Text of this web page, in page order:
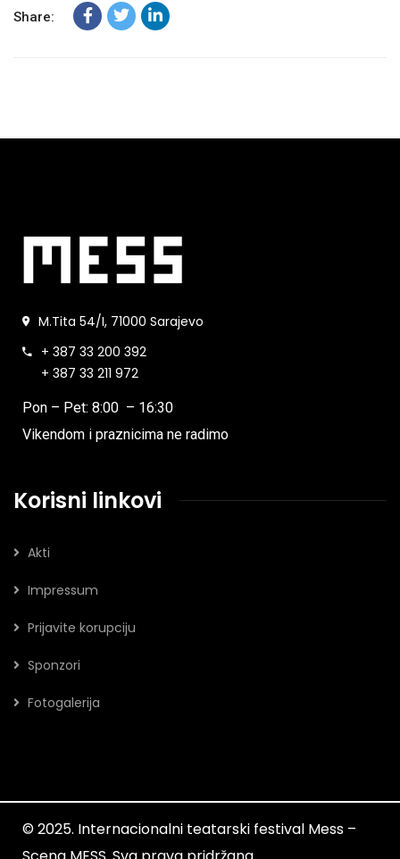
Share:
M.Tita 54/I, 71000 Sarajevo
+ 387 33 200 392
+ 387 33 211 972
Pon – Pet: 8:00 – 16:30
Vikendom i praznicima ne radimo
Korisni linkovi
Akti
Impressum
Prijavite korupciju
Sponzori
Fotogalerija
© 2025. Internacionalni teatarski festival Mess –